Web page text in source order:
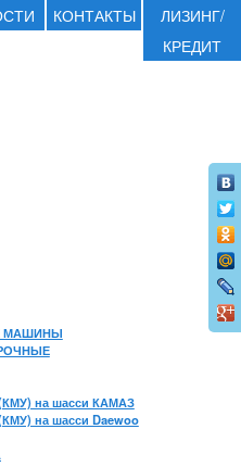
КОНТАКТЫ
ЛИЗИНГ/
КРЕДИТ
МАШИНЫ
на шасси КАМАЗ
на шасси Daewoo